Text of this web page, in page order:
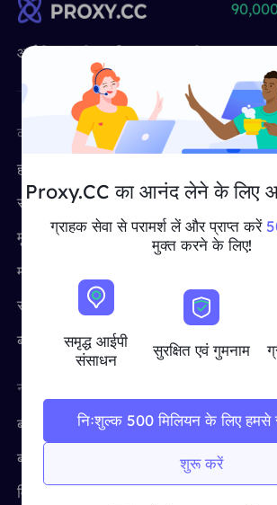
स्थिर डेटा केंद्र एजेंट
लंबे समय से अभिनय आईएसपी प्रॉक्सी
ब्रांड संरक्षण
एसईओ निगरानी
विज्ञापन सत्यापन
वेब स्क्रैपिंग और क्रॉलिंग
सभी को देखें
भागीदार
संबद्ध कार्यक्रम
भागीदारों
मुफ़्त उपकरण
प्रॉक्सी चेकर
मुफ़्त प्रॉक्सी सूची
संयुक्त राज्य अमेरिका
यूनाइटेड किंगडम
सीखना
मदद
अक्सर पूछे जाने वाले प्रश्न
ब्लॉग
उपयोगकर्ता गाइड
एकीकरण
अधिक एकीकरण
English
Việt Nam
Deutsch
Русский
हिंदी
आनंद लेना 77% की छूटऔर अभी
आवासीय $0/GB
लॉग इन करें
आईपी ​​प्रॉक्सी का विश्व का अग्रणी प्रदाता
कंपनी
हमारे बारे में
संबद्ध कार्यक्रम
मूल्य निर्धारण
मामलों का प्रयोग करें
सहायता केंद्र
ब्लॉग
मुफ़्त
प्रॉक्सी
आईएसपी
नारे
बाजार अनुसंधान
ब्रांड संरक्षण
विज्ञापन सत्यापन
संयुक्त राज्य
यूनाइटेड
Proxy.CC का आनंद लेने के लिए
ग्राहक सेवा से परामर्श लें और प्राप्त करें
मुक्त करने के लिए!
समृद्ध आईपी
संसाधन
सुरक्षित एवं गुमनाम
शुरू करें
निःशुल्क 500 मिलियन के लिए हमसे